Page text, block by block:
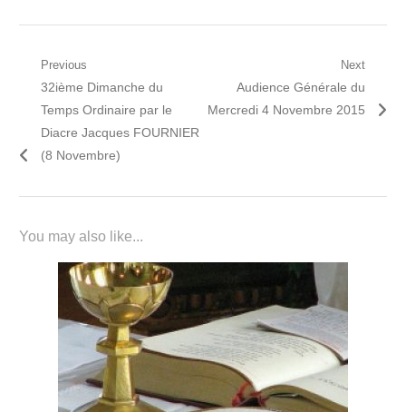
Navigation
de
l’article
Previous
Previous
post:
32ième Dimanche du
Temps Ordinaire par le
Diacre Jacques FOURNIER
(8 Novembre)
Next
Next
post:
Audience Générale du
Mercredi 4 Novembre 2015
You may also like...